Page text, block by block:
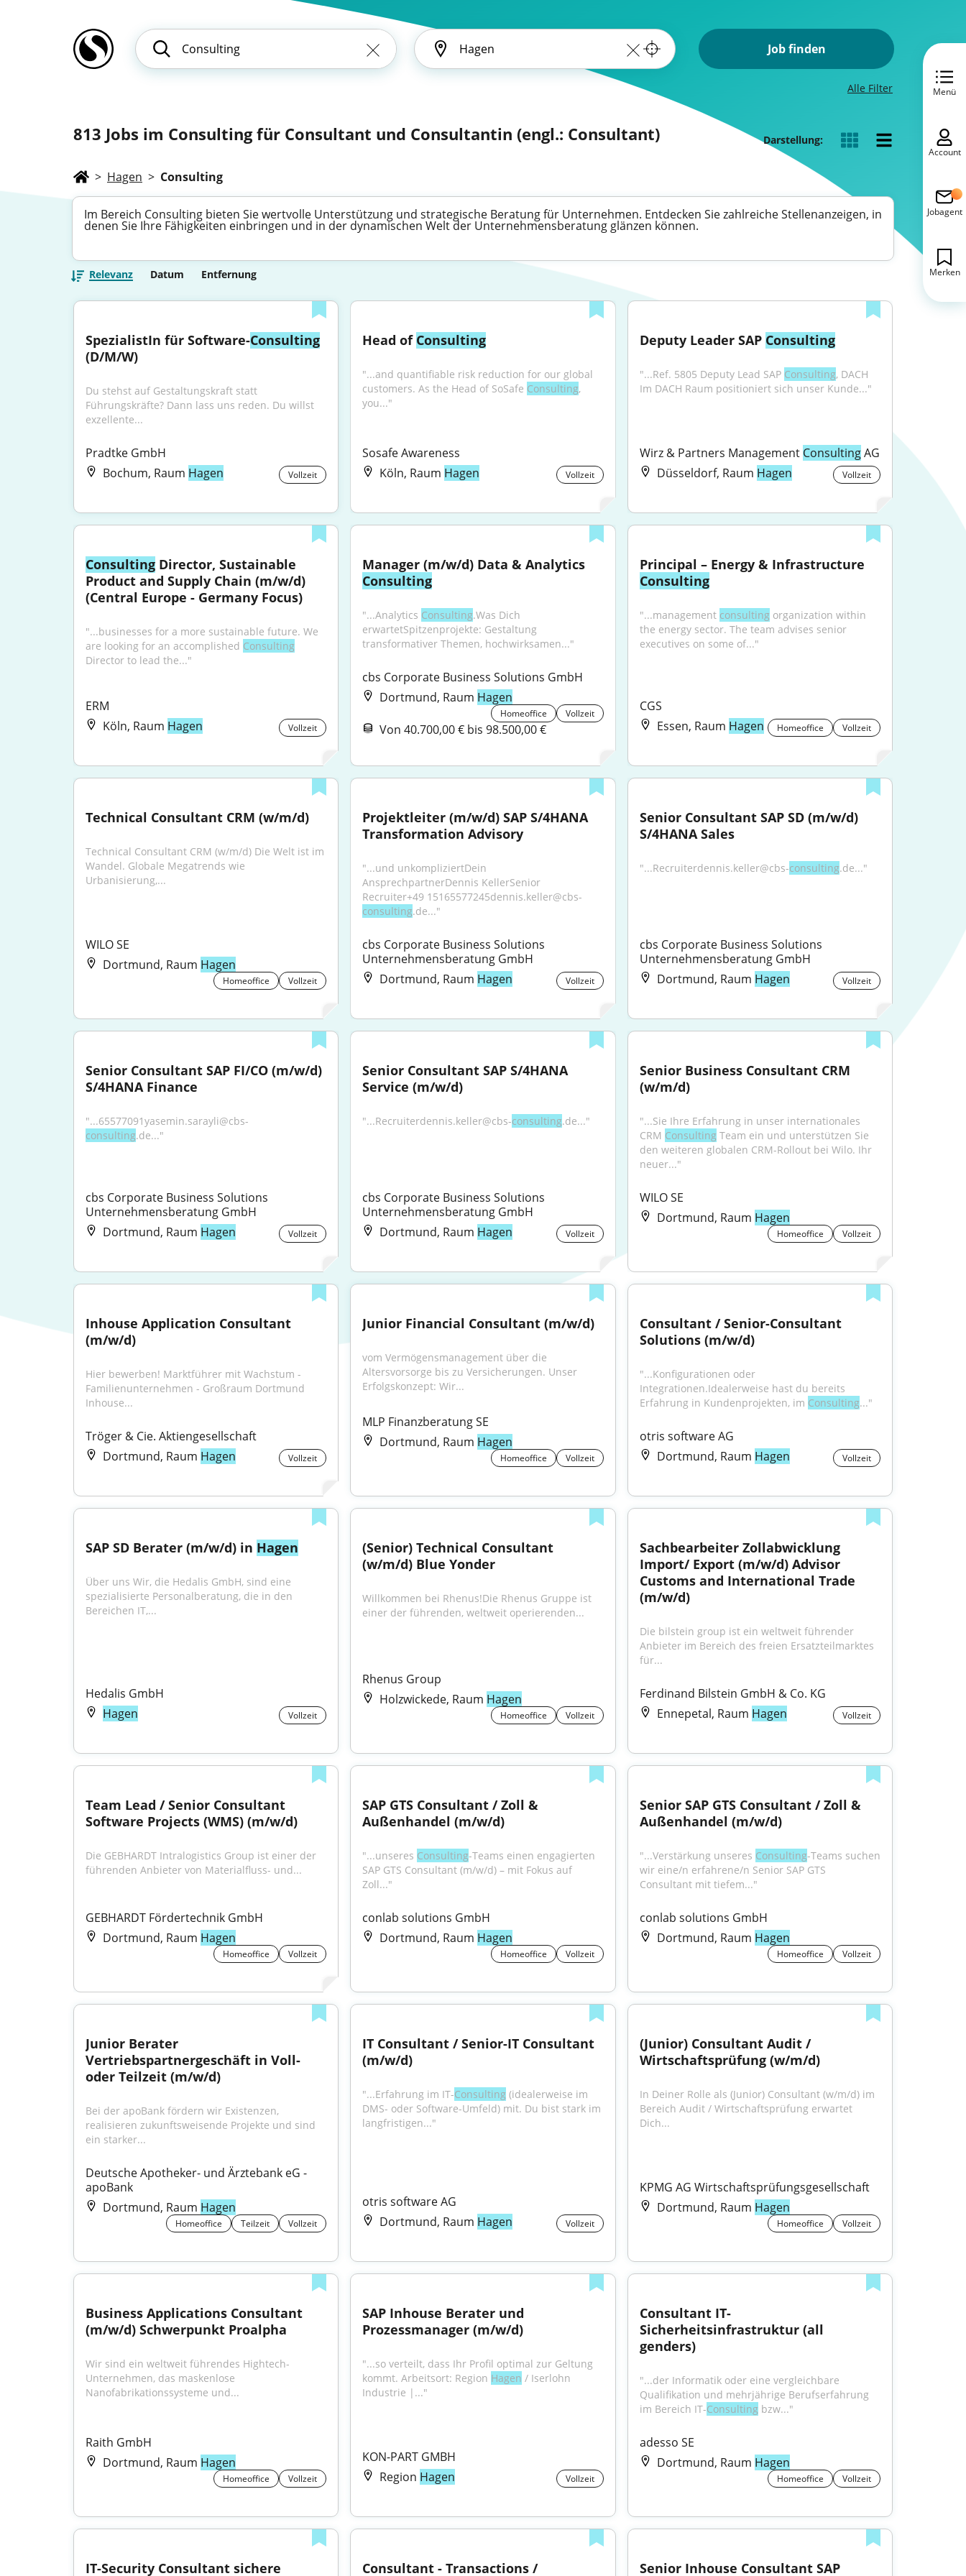
Job finden
Alle Filter
813 Jobs im Consulting für Consultant und Consultantin (engl.: Consultant) Darstellung:
> Hagen > Consulting
Im Bereich Consulting bieten Sie wertvolle Unterstützung und strategische Beratung für Unternehmen. Entdecken Sie zahlreiche Stellenanzeigen, in
denen Sie Ihre Fähigkeiten einbringen und in der dynamischen Welt der Unternehmensberatung glänzen können.
Relevanz Datum Entfernung
SpezialistIn für Software-Consulting
(D/M/W)
Du stehst auf Gestaltungskraft statt
Führungskräfte? Dann lass uns reden. Du willst
exzellente...
Pradtke GmbH
Bochum, Raum Hagen Vollzeit
Head of Consulting
"...and quantifiable risk reduction for our global
customers. As the Head of SoSafe Consulting,
you..."
Sosafe Awareness
Köln, Raum Hagen Vollzeit
Deputy Leader SAP Consulting
"...Ref. 5805 Deputy Lead SAP Consulting, DACH
Im DACH Raum positioniert sich unser Kunde..."
Wirz & Partners Management Consulting AG
Düsseldorf, Raum Hagen Vollzeit
Consulting Director, Sustainable
Product and Supply Chain (m/w/d)
(Central Europe - Germany Focus)
"...businesses for a more sustainable future. We
are looking for an accomplished Consulting
Director to lead the..."
ERM
Köln, Raum Hagen Vollzeit
Consulting
"...Analytics Consulting.Was Dich
erwartetSpitzenprojekte: Gestaltung
transformativer Themen, hochwirksamen..."
cbs Corporate Business Solutions GmbH
Dortmund, Raum Hagen
Homeoffice Vollzeit
Von 40.700,00 € bis 98.500,00 €
Consulting
"...management consulting organization within
the energy sector. The team advises senior
executives on some of..."
CGS
Essen, Raum Hagen Homeoffice Vollzeit
Technical Consultant CRM (w/m/d)
Technical Consultant CRM (w/m/d) Die Welt ist im
Wandel. Globale Megatrends wie
Urbanisierung,...
WILO SE
Dortmund, Raum Hagen
Homeoffice Vollzeit
Projektleiter (m/w/d) SAP S/4HANA
Transformation Advisory
"...und unkompliziertDein
AnsprechpartnerDennis KellerSenior
Recruiter+49 15165577245dennis.keller@cbs-
consulting.de..."
cbs Corporate Business Solutions
Unternehmensberatung GmbH
Dortmund, Raum Hagen Vollzeit
Senior Consultant SAP SD (m/w/d)
S/4HANA Sales
"...Recruiterdennis.keller@cbs-consulting.de..."
cbs Corporate Business Solutions
Unternehmensberatung GmbH
Dortmund, Raum Hagen Vollzeit
Senior Consultant SAP FI/CO (m/w/d)
S/4HANA Finance
"...65577091yasemin.sarayli@cbs-
consulting.de..."
cbs Corporate Business Solutions
Unternehmensberatung GmbH
Dortmund, Raum Hagen Vollzeit
Senior Consultant SAP S/4HANA
Service (m/w/d)
"...Recruiterdennis.keller@cbs-consulting.de..."
cbs Corporate Business Solutions
Unternehmensberatung GmbH
Dortmund, Raum Hagen Vollzeit
Senior Business Consultant CRM
(w/m/d)
"...Sie Ihre Erfahrung in unser internationales
CRM Consulting Team ein und unterstützen Sie
den weiteren globalen CRM-Rollout bei Wilo. Ihr
neuer..."
WILO SE
Dortmund, Raum Hagen
Homeoffice Vollzeit
Inhouse Application Consultant
(m/w/d)
Hier bewerben! Marktführer mit Wachstum -
Familienunternehmen - Großraum Dortmund
Inhouse...
Tröger & Cie. Aktiengesellschaft
Dortmund, Raum Hagen Vollzeit
Junior Financial Consultant (m/w/d)
vom Vermögensmanagement über die
Altersvorsorge bis zu Versicherungen. Unser
Erfolgskonzept: Wir...
MLP Finanzberatung SE
Dortmund, Raum Hagen
Homeoffice Vollzeit
Consultant / Senior-Consultant
Solutions (m/w/d)
"...Konfigurationen oder
Integrationen.Idealerweise hast du bereits
Erfahrung in Kundenprojekten, im Consulting..."
otris software AG
Dortmund, Raum Hagen Vollzeit
SAP SD Berater (m/w/d) in Hagen
Über uns Wir, die Hedalis GmbH, sind eine
spezialisierte Personalberatung, die in den
Bereichen IT,...
Hedalis GmbH
Hagen
Vollzeit
(Senior) Technical Consultant
(w/m/d) Blue Yonder
Willkommen bei Rhenus!Die Rhenus Gruppe ist
einer der führenden, weltweit operierenden...
Rhenus Group
Holzwickede, Raum Hagen
Homeoffice Vollzeit
Sachbearbeiter Zollabwicklung
Import/ Export (m/w/d) Advisor
Customs and International Trade
(m/w/d)
Die bilstein group ist ein weltweit führender
Anbieter im Bereich des freien Ersatzteilmarktes
für...
Ferdinand Bilstein GmbH & Co. KG
Ennepetal, Raum Hagen Vollzeit
Team Lead / Senior Consultant
Software Projects (WMS) (m/w/d)
Die GEBHARDT Intralogistics Group ist einer der
führenden Anbieter von Materialfluss- und...
GEBHARDT Fördertechnik GmbH
Dortmund, Raum Hagen
Homeoffice Vollzeit
SAP GTS Consultant / Zoll &
Außenhandel (m/w/d)
"...unseres Consulting-Teams einen engagierten
SAP GTS Consultant (m/w/d) – mit Fokus auf
Zoll..."
conlab solutions GmbH
Dortmund, Raum Hagen
Homeoffice Vollzeit
Senior SAP GTS Consultant / Zoll &
Außenhandel (m/w/d)
"...Verstärkung unseres Consulting-Teams suchen
wir eine/n erfahrene/n Senior SAP GTS
Consultant mit tiefem..."
conlab solutions GmbH
Dortmund, Raum Hagen
Homeoffice Vollzeit
Junior Berater
Vertriebspartnergeschäft in Voll-
oder Teilzeit (m/w/d)
Bei der apoBank fördern wir Existenzen,
realisieren zukunftsweisende Projekte und sind
ein starker...
Deutsche Apotheker- und Ärztebank eG -
apoBank
Dortmund, Raum Hagen
Homeoffice Teilzeit Vollzeit
IT Consultant / Senior-IT Consultant
(m/w/d)
"...Erfahrung im IT-Consulting (idealerweise im
DMS- oder Software-Umfeld) mit. Du bist stark im
langfristigen..."
otris software AG
Dortmund, Raum Hagen Vollzeit
(Junior) Consultant Audit /
Wirtschaftsprüfung (w/m/d)
In Deiner Rolle als (Junior) Consultant (w/m/d) im
Bereich Audit / Wirtschaftsprüfung erwartet
Dich...
KPMG AG Wirtschaftsprüfungsgesellschaft
Dortmund, Raum Hagen
Homeoffice Vollzeit
Business Applications Consultant
(m/w/d) Schwerpunkt Proalpha
Wir sind ein weltweit führendes Hightech-
Unternehmen, das maskenlose
Nanofabrikationssysteme und...
Raith GmbH
Dortmund, Raum Hagen
Homeoffice Vollzeit
SAP Inhouse Berater und
Prozessmanager (m/w/d)
"...so verteilt, dass Ihr Profil optimal zur Geltung
kommt. Arbeitsort: Region Hagen / Iserlohn
Industrie |..."
KON-PART GMBH
Region Hagen Vollzeit
Consultant IT-
Sicherheitsinfrastruktur (all
genders)
"...der Informatik oder eine vergleichbare
Qualifikation und mehrjährige Berufserfahrung
im Bereich IT-Consulting bzw..."
adesso SE
Dortmund, Raum Hagen
Homeoffice Vollzeit
IT-Security Consultant sichere Consultant - Transactions / Senior Inhouse Consultant SAP
Menü
Account
Jobagent
Merken